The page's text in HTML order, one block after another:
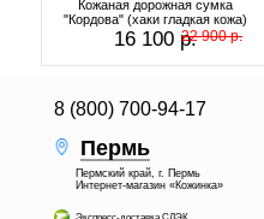
Кожаная дорожная сумка
"Кордова" (хаки гладкая кожа)
16 100 р.22 900 р.
8 (800) 700-94-17
Пермь
Пермский край, г. Пермь
Интернет-магазин «Кожинка»
Экспресс-доставка СДЭК